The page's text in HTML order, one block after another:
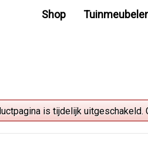
Shop
is tijdelijk uitgeschakeld.